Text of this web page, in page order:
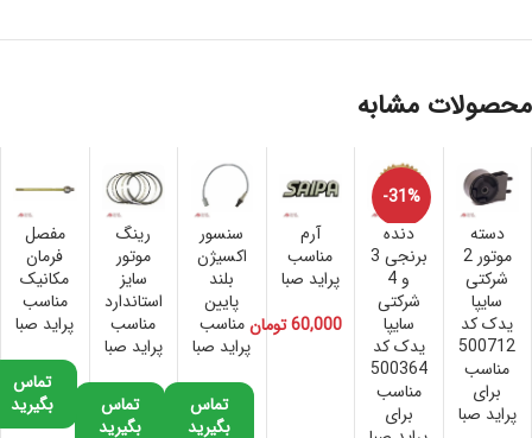
محصولات مشابه
دسته
موتور 2
شرکتی
سایپا
یدک کد
500712
مناسب
برای
پراید صبا
-31%
دنده
برنجی 3
و 4
شرکتی
سایپا
یدک کد
500364
مناسب
برای
آرم
مناسب
پراید صبا
60,000تومان
سنسور
اکسیژن
بلند
پایین
مناسب
پراید صبا
تماس
بگیرید
رینگ
موتور
سایز
استاندارد
مناسب
پراید صبا
تماس
بگیرید
مفصل
فرمان
مکانیک
مناسب
پراید صبا
تماس
بگیرید